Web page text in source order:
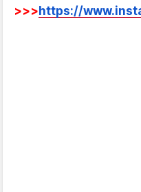
>>>https://